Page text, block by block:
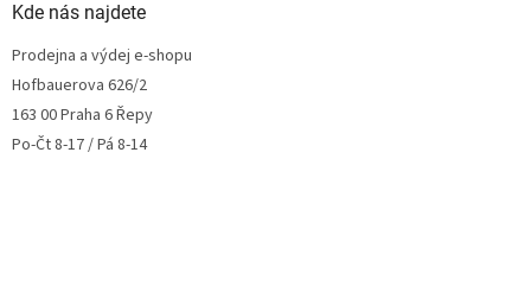
Kde nás najdete
Prodejna a výdej e-shopu
Hofbauerova 626/2
163 00 Praha 6 Řepy
Po-Čt 8-17 / Pá 8-14